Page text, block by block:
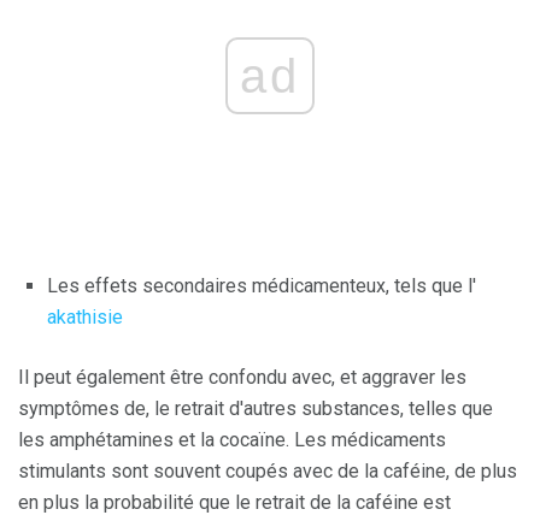
ad
Les effets secondaires médicamenteux, tels que l'
akathisie
Il peut également être confondu avec, et aggraver les
symptômes de, le retrait d'autres substances, telles que
les amphétamines et la cocaïne. Les médicaments
stimulants sont souvent coupés avec de la caféine, de plus
en plus la probabilité que le retrait de la caféine est